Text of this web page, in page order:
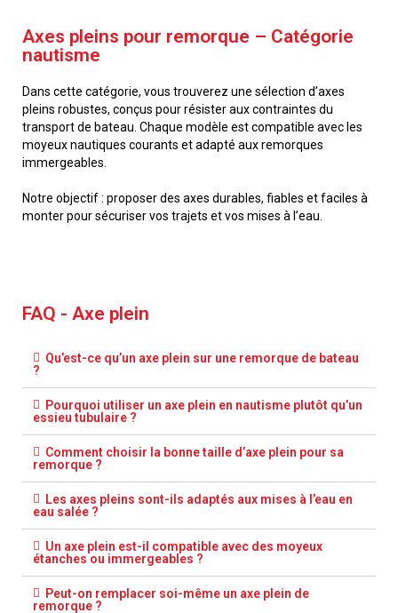
Axes pleins pour remorque – Catégorie
nautisme
Dans cette catégorie, vous trouverez une sélection d’axes
pleins robustes, conçus pour résister aux contraintes du
transport de bateau. Chaque modèle est compatible avec les
moyeux nautiques courants et adapté aux remorques
immergeables.
Notre objectif : proposer des axes durables, fiables et faciles à
monter pour sécuriser vos trajets et vos mises à l’eau.
FAQ - Axe plein
Qu’est-ce qu’un axe plein sur une remorque de bateau
?
Pourquoi utiliser un axe plein en nautisme plutôt qu’un
essieu tubulaire ?
Comment choisir la bonne taille d’axe plein pour sa
remorque ?
Les axes pleins sont-ils adaptés aux mises à l’eau en
eau salée ?
Un axe plein est-il compatible avec des moyeux
étanches ou immergeables ?
Peut-on remplacer soi-même un axe plein de
remorque ?